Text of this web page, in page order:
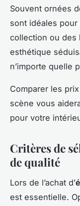
Souvent ornées
sont idéales
collection ou des
esthétique
n’importe quelle
Comparer les
scène vous
pour votre
Critères de
de qualité
Lors de l’achat d’
est essentielle.